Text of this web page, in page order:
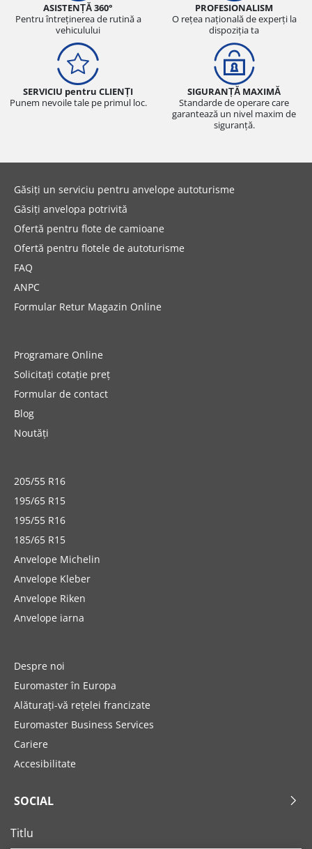
ASISTENȚĂ 360°
Pentru întreținerea de rutină a
vehiculului
PROFESIONALISM
O rețea națională de experți la
dispoziția ta
SERVICIU pentru CLIENȚI
Punem nevoile tale pe primul loc.
SIGURANȚĂ MAXIMĂ
Standarde de operare care
garantează un nivel maxim de
siguranță.
Găsiți un serviciu pentru anvelope autoturisme
Găsiți anvelopa potrivită
Ofertă pentru flote de camioane
Ofertă pentru flotele de autoturisme
FAQ
ANPC
Formular Retur Magazin Online
Programare Online
Solicitați cotație preț
Formular de contact
Blog
Noutăți
205/55 R16
195/65 R15
195/55 R16
185/65 R15
Anvelope Michelin
Anvelope Kleber
Anvelope Riken
Anvelope iarna
Despre noi
Euromaster în Europa
Alăturați-vă rețelei francizate
Euromaster Business Services
Cariere
Accesibilitate
SOCIAL
Titlu